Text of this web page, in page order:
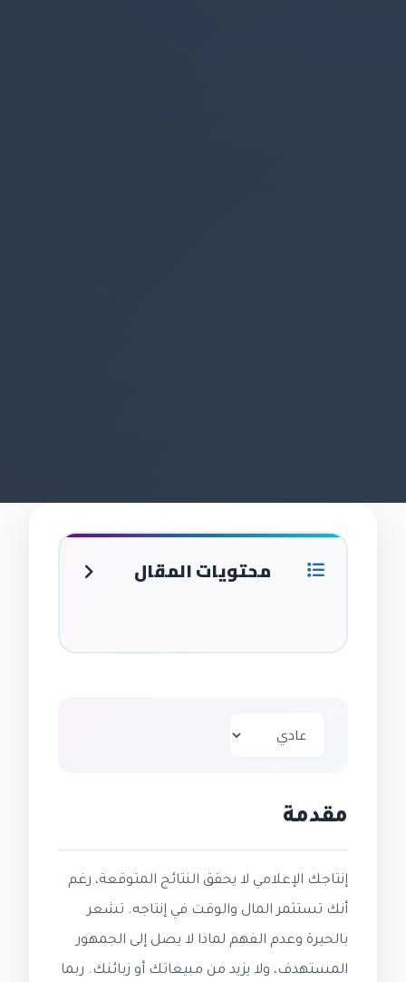
محتويات المقال
مقدمة
إنتاجك الإعلامي لا يحقق النتائج المتوقعة، رغم
أنك تستثمر المال والوقت في إنتاجه. تشعر
بالحيرة وعدم الفهم لماذا لا يصل إلى الجمهور
المستهدف، ولا يزيد من مبيعاتك أو زبائنك. ربما